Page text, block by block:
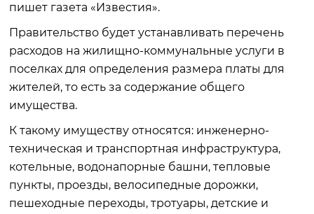
пишет газета «Известия».
Правительство будет устанавливать перечень
расходов на жилищно-коммунальные услуги в
поселках для определения размера платы для
жителей, то есть за содержание общего
имущества.
К такому имуществу относятся: инженерно-
техническая и транспортная инфраструктура,
котельные, водонапорные башни, тепловые
пункты, проезды, велосипедные дорожки,
пешеходные переходы, тротуары, детские и